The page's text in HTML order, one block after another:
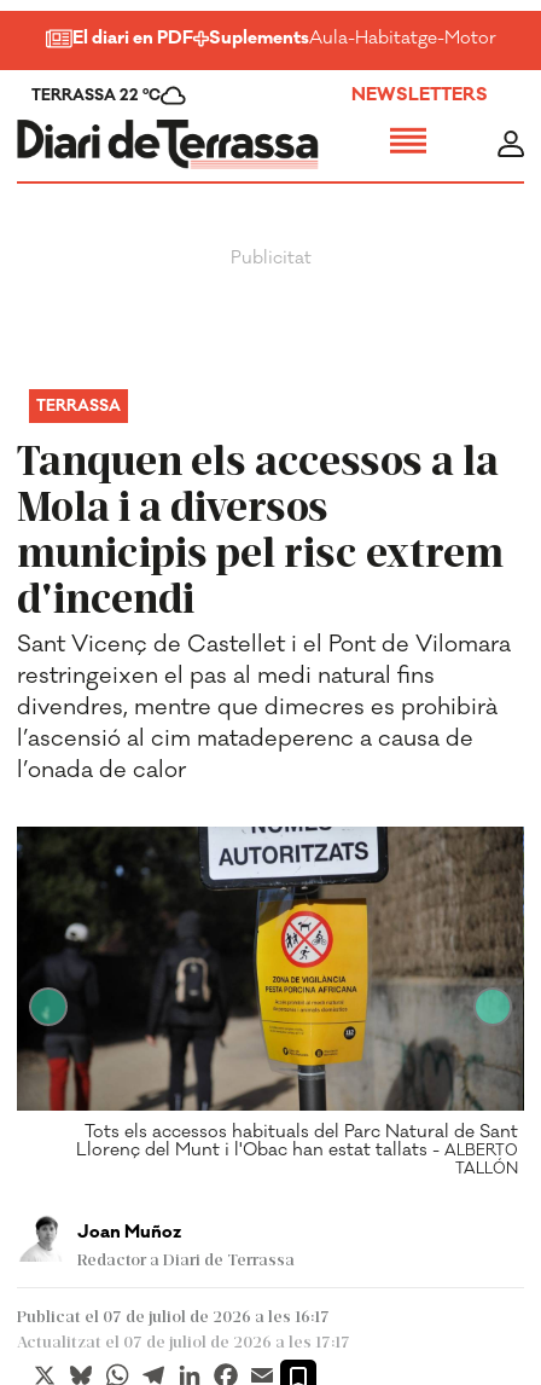
El diari en PDF SuplementsAula-Habitatge-Motor-
TERRASSA 22 ºC NEWSLETTERS
Tanquen els accessos a la
Mola i a diversos
municipis pel risc extrem
d'incendi
TERRASSA
Sant Vicenç de Castellet i el Pont de Vilomara
restringeixen el pas al medi natural fins
divendres, mentre que dimecres es prohibirà
l’ascensió al cim matadeperenc a causa de
l’onada de calor
Tots els accessos habituals del Parc Natural de Sant
Llorenç del Munt i l'Obac han estat tallats -ALBERTO
TALLÓN
Joan Muñoz
Redactor a Diari de Terrassa
Publicat el 07 de juliol de 2026 a les 16:17
Actualitzat el 07 de juliol de 2026 a les 17:17
X BlueskyWhatsApp
TelegramLinkedInFacebook
Email